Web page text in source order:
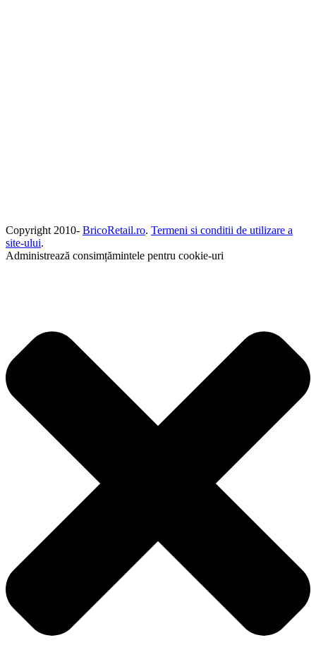
Copyright 2010- BricoRetail.ro. Termeni si conditii de utilizare a
site-ului.
Administrează consimțămintele pentru cookie-uri